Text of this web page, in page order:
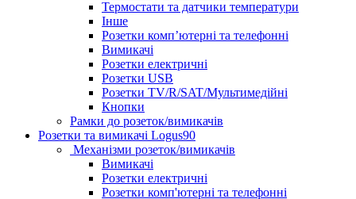
Термостати та датчики температури
Інше
Розетки комп’ютерні та телефонні
Вимикачі
Розетки електричні
Розетки USB
Розетки TV/R/SAT/Мультимедійні
Кнопки
Рамки до розеток/вимикачів
Розетки та вимикачі Logus90
Механізми розеток/вимикачів
Вимикачі
Розетки електричні
Розетки комп'ютерні та телефонні